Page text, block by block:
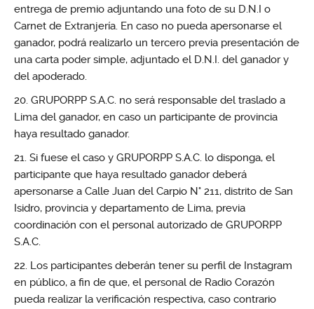
entrega de premio adjuntando una foto de su D.N.I o
Carnet de Extranjería. En caso no pueda apersonarse el
ganador, podrá realizarlo un tercero previa presentación de
una carta poder simple, adjuntado el D.N.I. del ganador y
del apoderado.
GRUPORPP S.A.C. no será responsable del traslado a
Lima del ganador, en caso un participante de provincia
haya resultado ganador.
Si fuese el caso y GRUPORPP S.A.C. lo disponga, el
participante que haya resultado ganador deberá
apersonarse a Calle Juan del Carpio N° 211, distrito de San
Isidro, provincia y departamento de Lima, previa
coordinación con el personal autorizado de GRUPORPP
S.A.C.
Los participantes deberán tener su perfil de Instagram
en público, a fin de que, el personal de Radio Corazón
pueda realizar la verificación respectiva, caso contrario